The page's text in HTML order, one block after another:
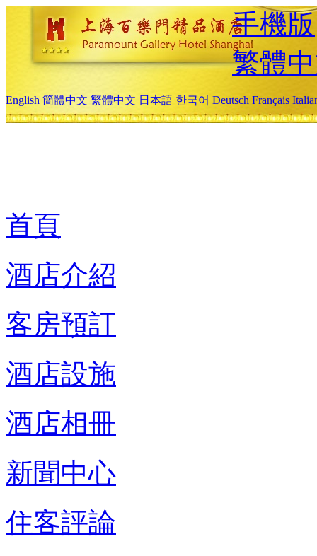
手機版
繁體
English 簡體中文 繁體中文 日本語 한국어 Deutsch Français
首頁
酒店介紹
客房預訂
酒店設施
酒店相冊
新聞中心
住客評論